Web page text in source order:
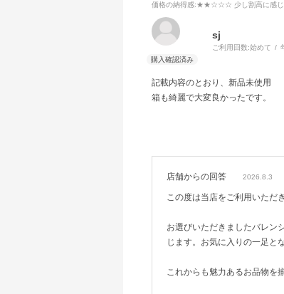
価格の納得感:★★☆☆☆ 少し割高に感じ
sj
ご利用回数:始めて
記載内容のとおり、新品未使用
箱も綺麗で大変良かったです。
店舗からの回答 2026.8.3
この度は当店をご利用いただ
お選びいただきましたバレン
じます。お気に入りの一足と
これからも魅力あるお品物を